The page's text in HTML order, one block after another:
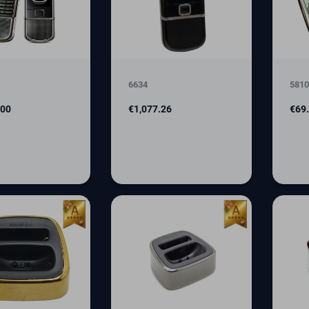
6634
Price
€1,077.26
5810